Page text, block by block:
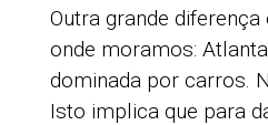
Outra grande diferença
onde moramos:
dominada por carros.
Isto implica que para